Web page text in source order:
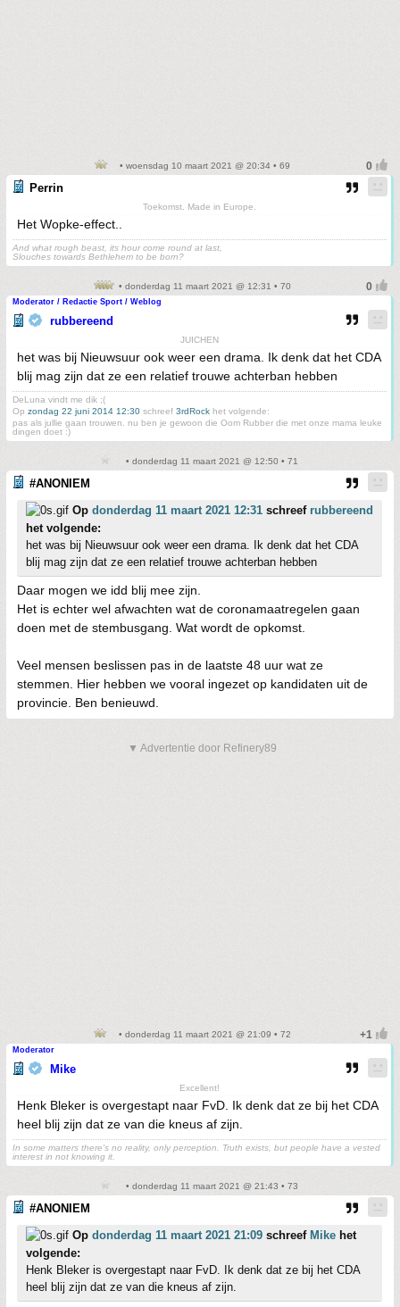
• woensdag 10 maart 2021 @ 20:34 • 69
Perrin
Toekomst. Made in Europe.
Het Wopke-effect..
And what rough beast, its hour come round at last,
Slouches towards Bethlehem to be born?
• donderdag 11 maart 2021 @ 12:31 • 70
Moderator / Redactie Sport / Weblog
rubbereend
JUICHEN
het was bij Nieuwsuur ook weer een drama. Ik denk dat het CDA
blij mag zijn dat ze een relatief trouwe achterban hebben
DeLuna vindt me dik ;(
Op zondag 22 juni 2014 12:30 schreef 3rdRock het volgende:
pas als jullie gaan trouwen. nu ben je gewoon die Oom Rubber die met onze mama leuke
dingen doet :)
• donderdag 11 maart 2021 @ 12:50 • 71
#ANONIEM
Op donderdag 11 maart 2021 12:31 schreef rubbereend
het volgende:
het was bij Nieuwsuur ook weer een drama. Ik denk dat het CDA
blij mag zijn dat ze een relatief trouwe achterban hebben
Daar mogen we idd blij mee zijn.
Het is echter wel afwachten wat de coronamaatregelen gaan
doen met de stembusgang. Wat wordt de opkomst.
Veel mensen beslissen pas in de laatste 48 uur wat ze
stemmen. Hier hebben we vooral ingezet op kandidaten uit de
provincie. Ben benieuwd.
▼ Advertentie door Refinery89
• donderdag 11 maart 2021 @ 21:09 • 72
Moderator
Mike
Excellent!
Henk Bleker is overgestapt naar FvD. Ik denk dat ze bij het CDA
heel blij zijn dat ze van die kneus af zijn.
In some matters there's no reality, only perception. Truth exists, but people have a vested
interest in not knowing it.
• donderdag 11 maart 2021 @ 21:43 • 73
#ANONIEM
Op donderdag 11 maart 2021 21:09 schreef Mike het
volgende:
Henk Bleker is overgestapt naar FvD. Ik denk dat ze bij het CDA
heel blij zijn dat ze van die kneus af zijn.